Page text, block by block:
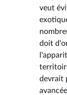
veut
doit
devrait